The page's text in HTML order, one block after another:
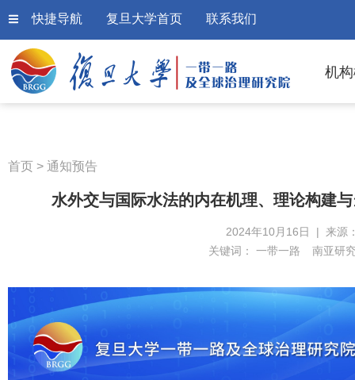
快捷导航 复旦大学首页 联系我们
机
首页 > 通知预告
水外交与国际水法的内在机理、理论构建
2024年10月16日 | 来源
关键词： 一带一路 南亚研